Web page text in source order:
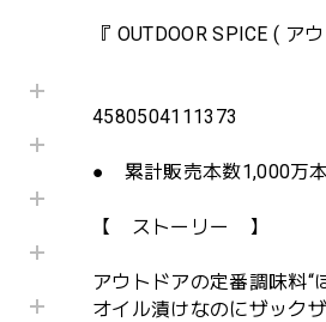
『 OUTDOOR SPICE (
4580504111373
● 累計販売本数1,000万本
【 ストーリー 】
アウトドアの定番調味料“
オイル漬けなのにザック